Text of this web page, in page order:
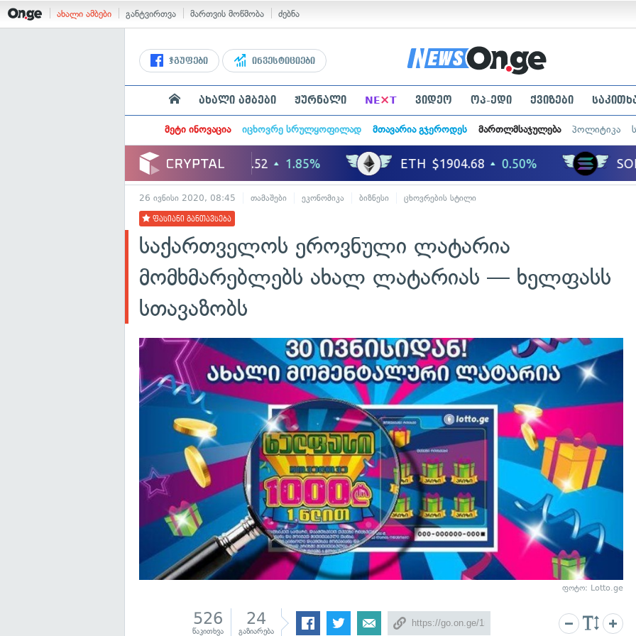
ახალი ამბები განტვირთვა მართვის მოწმობა ძებნა
ჯგუფები ინვესტიციები
ახალი ამბები ჟურნალი NE×T ვიდეო ოპ-ედი ქვიზები
მეტი ინოვაცია იცხოვრე სრულყოფილად მთავარია გჯეროდეს მართლმსაჯულება პოლიტიკა
26 ივნისი 2020, 08:45 თამაშები ეკონომიკა ბიზნესი ცხოვრების სტილი
ფასიანი განთავსება
საქართველოს ეროვნული ლატარია
მომხმარებლებს ახალ ლატარიას — ხელფასს
სთავაზობს
ფოტო: Lotto.ge
526
წაკითხვა
24
გაზიარება